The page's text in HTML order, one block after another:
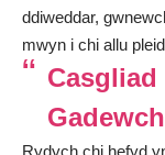
ddiweddar,
mwyn i chi allu
Rydych chi hefyd